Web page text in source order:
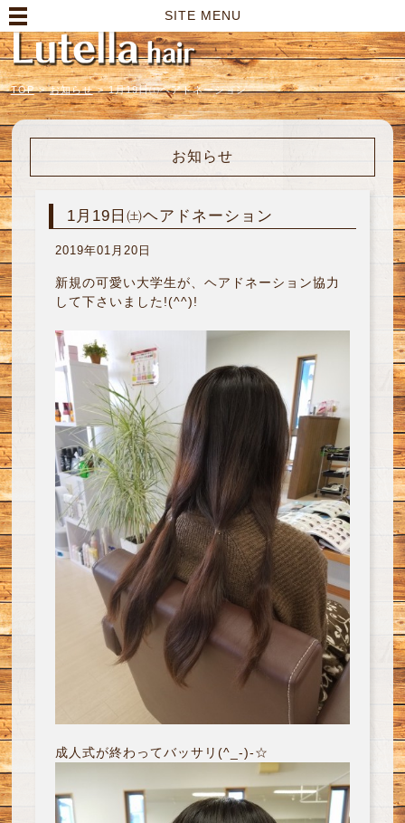
SITE MENU
TOP > お知らせ > 1月19日㈯ヘアドネーション
お知らせ
1月19日㈯ヘアドネーション
2019年01月20日
新規の可愛い大学生が、ヘアドネーション協力
して下さいました!(^^)!
成人式が終わってバッサリ(^_-)-☆